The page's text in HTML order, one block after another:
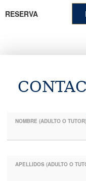
RESERVA
NOMBRE (ADULTO O TUTOR)
APELLIDOS (ADULTO O